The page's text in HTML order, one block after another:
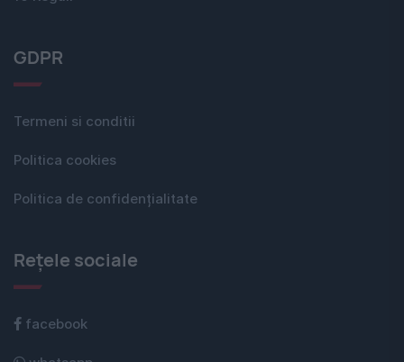
GDPR
Termeni si conditii
Politica cookies
Politica de confidențialitate
Rețele sociale
facebook